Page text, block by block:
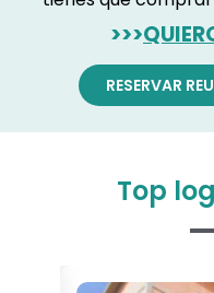
>>>
RESERVAR
Top